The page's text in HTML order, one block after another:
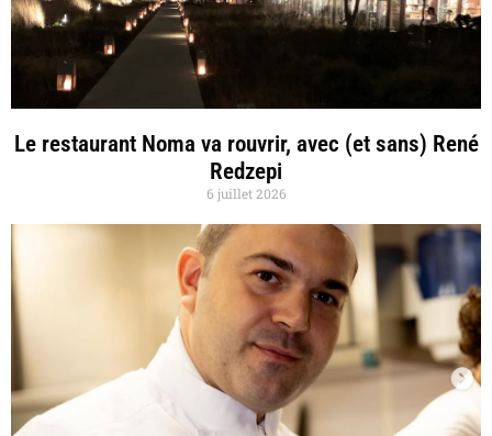
Le restaurant Noma va rouvrir, avec (et sans) René
Redzepi
6 juillet 2026